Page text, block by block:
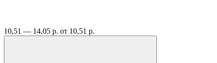
10,51 — 14,05 р. от 10,51 р.